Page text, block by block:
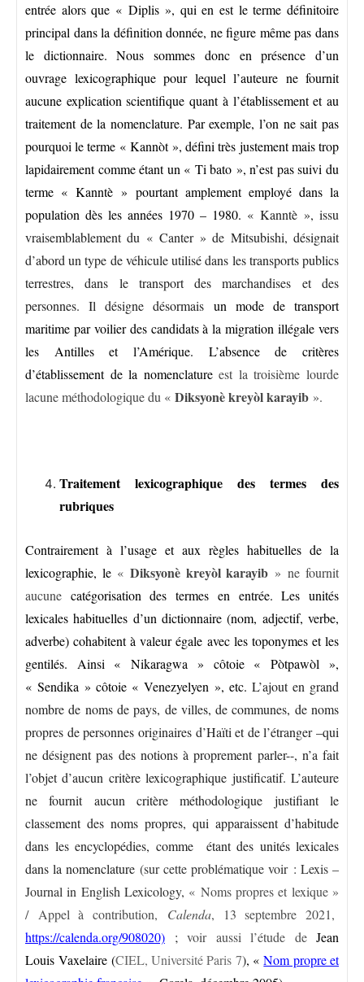
entrée alors que « Diplis », qui en est le terme définitoire
principal dans la définition donnée, ne figure même pas dans
le dictionnaire. Nous sommes donc en présence d’un
ouvrage lexicographique pour lequel l’auteure ne fournit
aucune explication scientifique quant à l’établissement et au
traitement de la nomenclature. Par exemple, l’on ne sait pas
pourquoi le terme « Kannòt », défini très justement mais trop
lapidairement comme étant un « Ti bato », n’est pas suivi du
terme « Kanntè » pourtant amplement employé dans la
population dès les années 1970 – 1980. « Kanntè », issu
vraisemblablement du « Canter » de Mitsubishi, désignait
d’abord un type de véhicule utilisé dans les transports publics
terrestres, dans le transport des marchandises et des
personnes. Il désigne désormais un mode de transport
maritime par voilier des candidats à la migration illégale vers
les Antilles et l’Amérique. L’absence de critères
d’établissement de la nomenclature est la troisième lourde
lacune méthodologique du « Diksyonè kreyòl karayib ».
Traitement lexicographique des termes des
rubriques
Contrairement à l’usage et aux règles habituelles de la
lexicographie, le « Diksyonè kreyòl karayib » ne fournit
aucune catégorisation des termes en entrée. Les unités
lexicales habituelles d’un dictionnaire (nom, adjectif, verbe,
adverbe) cohabitent à valeur égale avec les toponymes et les
gentilés. Ainsi « Nikaragwa » côtoie « Pòtpawòl »,
« Sendika » côtoie « Venezyelyen », etc. L’ajout en grand
nombre de noms de pays, de villes, de communes, de noms
propres de personnes originaires d’Haïti et de l’étranger –qui
ne désignent pas des notions à proprement parler--, n’a fait
l’objet d’aucun critère lexicographique justificatif. L’auteure
ne fournit aucun critère méthodologique justifiant le
classement des noms propres, qui apparaissent d’habitude
dans les encyclopédies, comme étant des unités lexicales
dans la nomenclature (sur cette problématique voir : Lexis –
Journal in English Lexicology, « Noms propres et lexique »
/ Appel à contribution, Calenda, 13 septembre 2021,
https://calenda.org/908020) ; voir aussi l’étude de Jean
Louis Vaxelaire (CIEL, Université Paris 7), «Nom propre et